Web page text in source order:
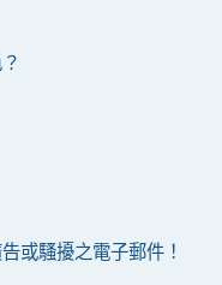
或騷擾之電子郵件！